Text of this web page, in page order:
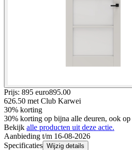
Prijs: 895 euro895.00
626.50 met Club Karwei
30% korting
30% korting op bijna alle deuren, ook
Bekijk alle producten uit deze actie.
Aanbieding t/m 16-08-2026
Specificaties Wijzig details